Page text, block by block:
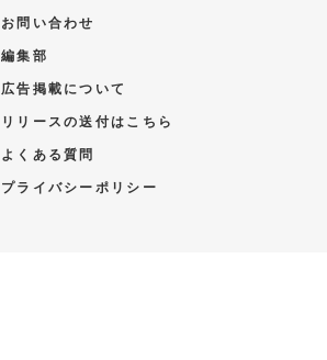
お問い合わせ
編集部
広告掲載について
リリースの送付はこちら
よくある質問
プライバシーポリシー